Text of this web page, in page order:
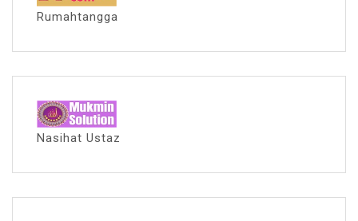
Rumahtangga
Nasihat Ustaz